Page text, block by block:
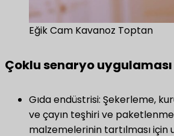
Eğik Cam Kavanoz Toptan
Çoklu senaryo uygulaması
Gıda endüstrisi: Şekerleme,
ve çayın teşhiri ve
malzemelerinin tartılması için